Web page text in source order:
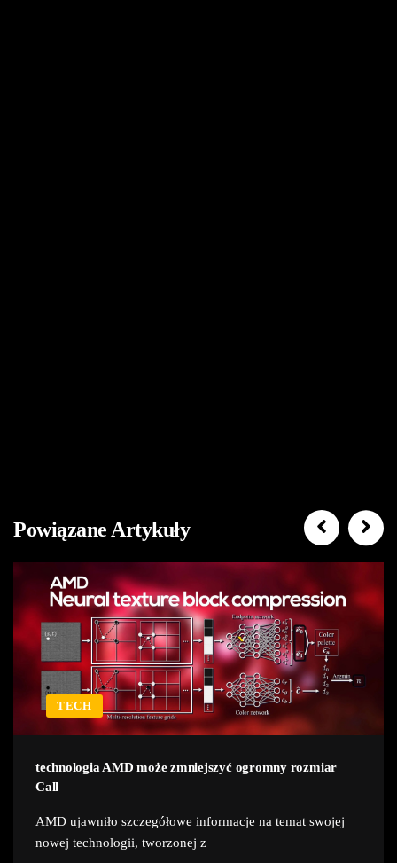
Powiązane Artykuły
TECH
technologia AMD może zmniejszyć ogromny rozmiar
Call
AMD ujawniło szczegółowe informacje na temat swojej
nowej technologii, tworzonej z